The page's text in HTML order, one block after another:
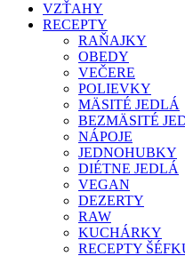
VZŤAHY
RECEPTY
RAŇAJKY
OBEDY
VEČERE
POLIEVKY
MÄSITÉ JEDLÁ
BEZMÄSITÉ
NÁPOJE
JEDNOHUBKY
DIÉTNE JEDLÁ
VEGAN
DEZERTY
RAW
KUCHÁRKY
RECEPTY